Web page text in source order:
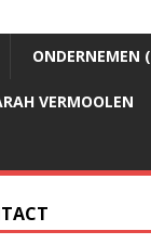
ONDERNEMEN
VERMOOLEN